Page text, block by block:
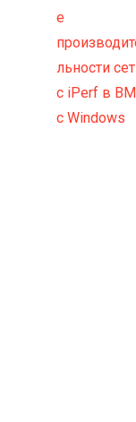
е
льности
с iPerf в ВМ
с Windows